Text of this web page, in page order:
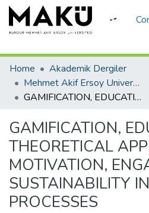
Home
Akademik Dergiler
Mehmet Akif Ersoy University Journal of Education Faculty
GAMIFICATION, EDUCATION AND THEORETICAL APPROACHES: MOTIVATION, ENGAGEMENT AND SUSTAINABILITY IN LEARNING PROCESSES
GAMIFICATION,
THEORETICAL
MOTIVATION,
SUSTAINABILITY
PROCESSES